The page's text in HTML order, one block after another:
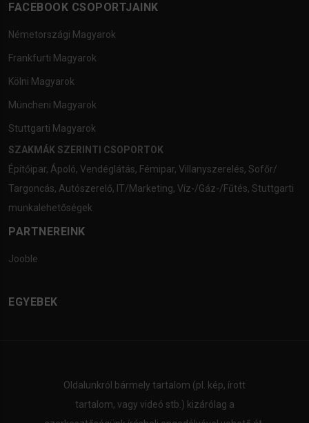
FACEBOOK CSOPORTJAINK
Németországi Magyarok
Frankfurti Magyarok
Kölni Magyarok
Müncheni Magyarok
Stuttgarti Magyarok
SZAKMÁK SZERINTI CSOPORTOK
Építőipar, Ápoló, Vendéglátás, Fémipar, Villanyszerelés, Sofőr/
Targoncás, Autószerelő, IT/Marketing, Víz-/Gáz-/Fűtés, Stuttgarti
munkalehetőségek
PARTNEREINK
Jooble
EGYEBEK
Oldalunkról bármely tartalom (pl. kép, írott
tartalom, vagy videó stb.) kizárólag a